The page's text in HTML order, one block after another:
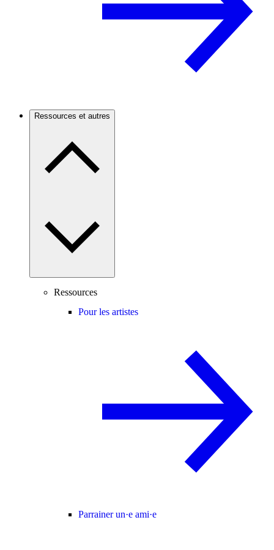
Ressources et autres
Ressources
Pour les artistes
Parrainer un·e ami·e